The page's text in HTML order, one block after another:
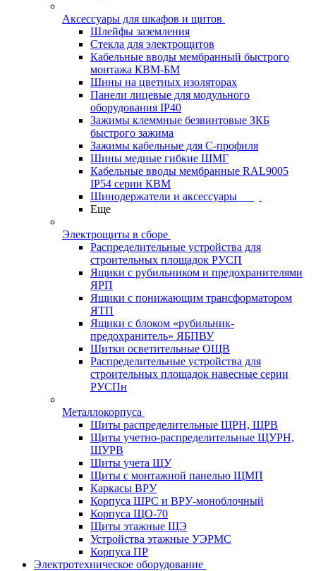
Аксессуары для шкафов и щитов
Шлейфы заземления
Стекла для электрощитов
Кабельные вводы мембранный быстрого
монтажа КВМ-БМ
Шины на цветных изоляторах
Панели лицевые для модульного
оборудования IP40
Зажимы клеммные безвинтовые ЗКБ
быстрого зажима
Зажимы кабельные для С-профиля
Шины медные гибкие ШМГ
Кабельные вводы мембранные RAL9005
IP54 серии КВМ
Шинодержатели и аксессуары
Еще
Электрощиты в сборе
Распределительные устройства для
строительных площадок РУСП
Ящики с рубильником и предохранителями
ЯРП
Ящики с понижающим трансформатором
ЯТП
Ящики с блоком «рубильник-
предохранитель» ЯБПВУ
Щитки осветительные ОЩВ
Распределительные устройства для
строительных площадок навесные серии
РУСПн
Металлокорпуса
Щиты распределительные ЩРН, ЩРВ
Щиты учетно-распределительные ЩУРН,
ЩУРВ
Щиты учета ЩУ
Щиты с монтажной панелью ЩМП
Каркасы ВРУ
Корпуса ШРС и ВРУ-моноблочный
Корпуса ЩО-70
Щиты этажные ЩЭ
Устройства этажные УЭРМС
Корпуса ПР
Электротехническое оборудование